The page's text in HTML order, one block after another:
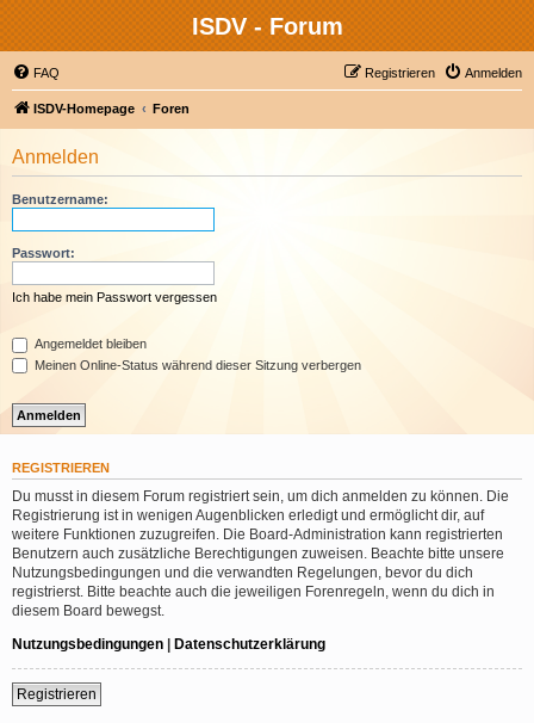
ISDV - Forum
FAQ Anmelden
Registrieren
ISDV-Homepage Foren
Anmelden
Benutzername:
Passwort:
Ich habe mein Passwort vergessen
Angemeldet bleiben
Meinen Online-Status während dieser Sitzung verbergen
REGISTRIEREN
Du musst in diesem Forum registriert sein, um dich anmelden zu können. Die
Registrierung ist in wenigen Augenblicken erledigt und ermöglicht dir, auf
weitere Funktionen zuzugreifen. Die Board-Administration kann registrierten
Benutzern auch zusätzliche Berechtigungen zuweisen. Beachte bitte unsere
Nutzungsbedingungen und die verwandten Regelungen, bevor du dich
registrierst. Bitte beachte auch die jeweiligen Forenregeln, wenn du dich in
diesem Board bewegst.
Nutzungsbedingungen | Datenschutzerklärung
Registrieren